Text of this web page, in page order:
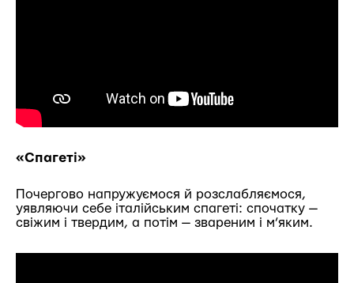
«Спагеті»
Почергово напружуємося й розслабляємося,
уявляючи себе італійським спагеті: спочатку —
свіжим і твердим, а потім — звареним і м’яким.